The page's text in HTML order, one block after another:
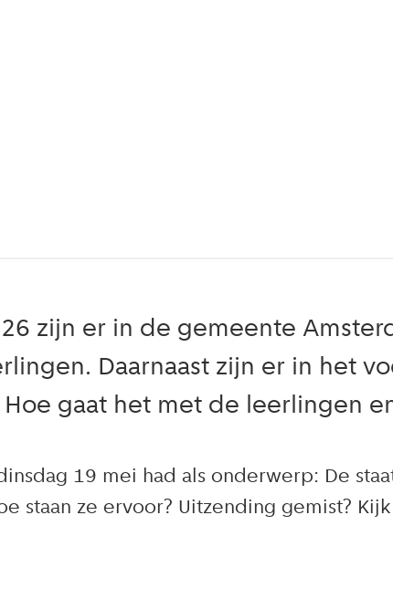
zijn er in de gemeente
Daarnaast zijn er in het
gaat het met de leerlingen
19 mei had als onderwerp: De
staan ze ervoor? Uitzending gemist?